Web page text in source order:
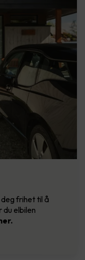
frihet til å
elbilen